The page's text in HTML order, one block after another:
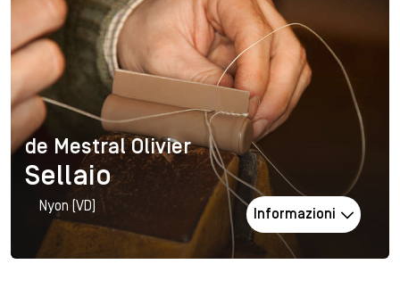
de Mestral Olivier
de Mestral Olivier
Sellaio
Nyon (VD)
Informazioni